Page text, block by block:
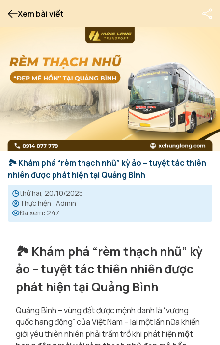
Xem bài viết
🏞️ Khám phá “rèm thạch nhũ” kỳ ảo – tuyệt tác thiên
nhiên được phát hiện tại Quảng Bình
thứ hai, 20/10/2025
Thực hiện : Admin
Đã xem: 247
🏞️ Khám phá “rèm thạch nhũ” kỳ
ảo – tuyệt tác thiên nhiên được
phát hiện tại Quảng Bình
Quảng Bình – vùng đất được mệnh danh là “vương
quốc hang động” của Việt Nam – lại một lần nữa khiến
giới yêu thiên nhiên phải trầm trồ khi phát hiện một